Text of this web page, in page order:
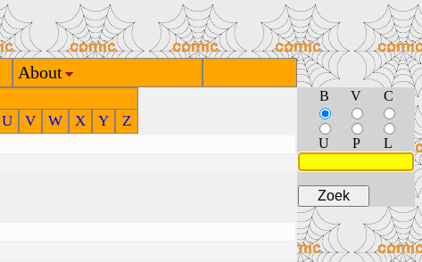
About
U V W X Y Z
B V C
U P L